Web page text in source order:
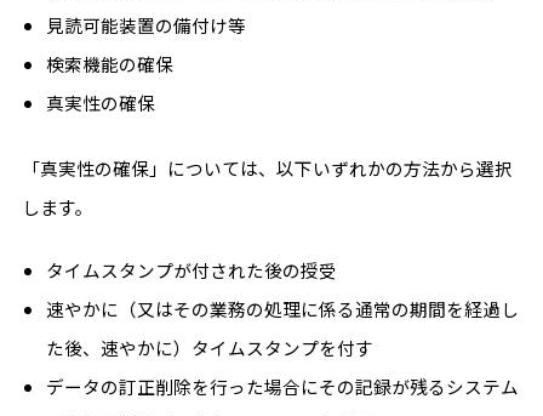
見読可能装置の備付け等
検索機能の確保
真実性の確保
「真実性の確保」については、 以下いずれかの方法から選択
します。
タイムスタンプが付された後の授受
速やかに（又はその業務の処理に係る通常の期間を経過し
た後、速やかに）タイムスタンプを付す
データの訂正削除を行った場合にその記録が残るシステム